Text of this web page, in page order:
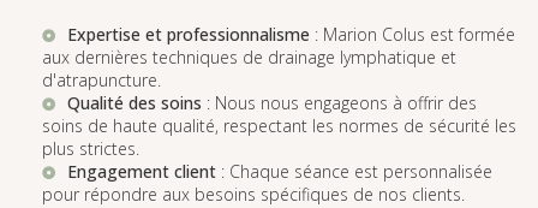
Expertise et professionnalisme : Marion Colus est formée
aux dernières techniques de drainage lymphatique et
d'atrapuncture.
Qualité des soins : Nous nous engageons à offrir des
soins de haute qualité, respectant les normes de sécurité les
plus strictes.
Engagement client : Chaque séance est personnalisée
pour répondre aux besoins spécifiques de nos clients.